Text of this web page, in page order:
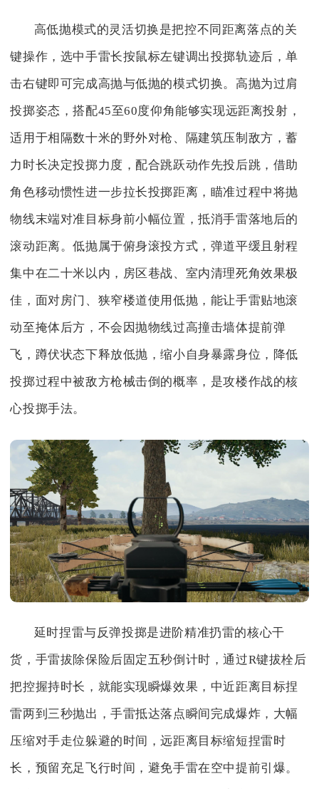
高低抛模式的灵活切换是把控不同距离落点的关
键操作，选中手雷长按鼠标左键调出投掷轨迹后，单
击右键即可完成高抛与低抛的模式切换。高抛为过肩
投掷姿态，搭配45至60度仰角能够实现远距离投射，
适用于相隔数十米的野外对枪、隔建筑压制敌方，蓄
力时长决定投掷力度，配合跳跃动作先投后跳，借助
角色移动惯性进一步拉长投掷距离，瞄准过程中将抛
物线末端对准目标身前小幅位置，抵消手雷落地后的
滚动距离。低抛属于俯身滚投方式，弹道平缓且射程
集中在二十米以内，房区巷战、室内清理死角效果极
佳，面对房门、狭窄楼道使用低抛，能让手雷贴地滚
动至掩体后方，不会因抛物线过高撞击墙体提前弹
飞，蹲伏状态下释放低抛，缩小自身暴露身位，降低
投掷过程中被敌方枪械击倒的概率，是攻楼作战的核
心投掷手法。
延时捏雷与反弹投掷是进阶精准扔雷的核心干
货，手雷拔除保险后固定五秒倒计时，通过R键拔栓后
把控握持时长，就能实现瞬爆效果，中近距离目标捏
雷两到三秒抛出，手雷抵达落点瞬间完成爆炸，大幅
压缩对手走位躲避的时间，远距离目标缩短捏雷时
长，预留充足飞行时间，避免手雷在空中提前引爆。